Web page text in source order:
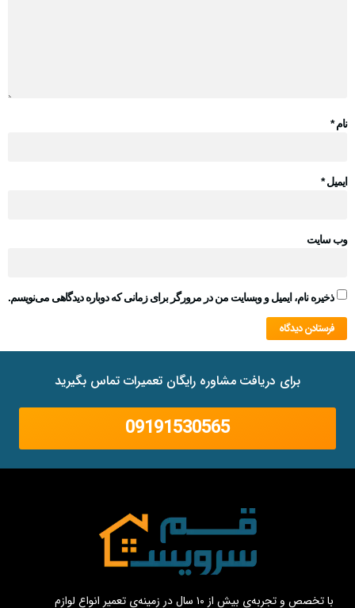
نام*
ایمیل*
وب‌ سایت
ذخیره نام، ایمیل و وبسایت من در مرورگر برای زمانی که دوباره دیدگاهی می‌نویسم.
برای دریافت مشاوره رایگان تعمیرات تماس بگیرید
09191530565
با تخصص و تجربه‌ی بیش از ۱۰ سال در زمینه‌ی تعمیر انواع لوازم